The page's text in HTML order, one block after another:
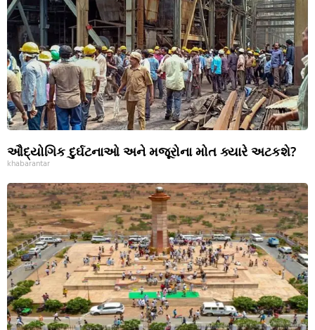
ઔદ્યોગિક દુર્ઘટનાઓ અને મજૂરોના મોત ક્યારે અટકશે?
khabarantar